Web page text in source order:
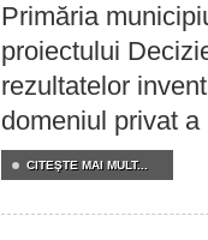
Primăria
proiectului
rezultatelor
domeniul privat a
CITEŞTE MAI MULT...